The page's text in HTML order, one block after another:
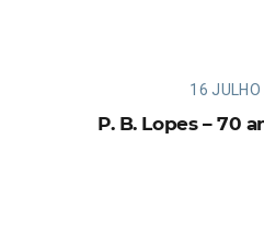
16
P. B. Lopes – 70